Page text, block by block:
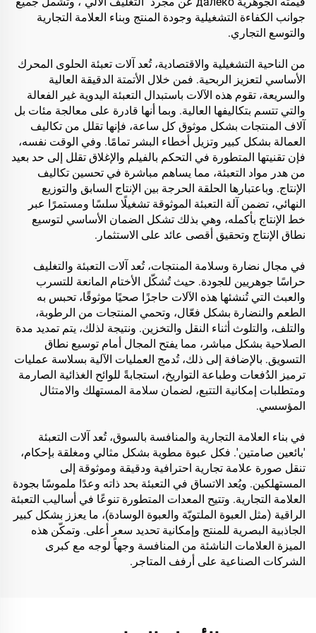
جوانب الكفاءة التشغيلية وجودة المنتج وبناء العلامة التجارية
والتوسع التجاري.
من الناحية التشغيلية والاقتصادية، تُعد آلات تعبئة الحلوى المحرك
الأساسي لتعزيز الربحية. فمن خلال الأتمتة الدقيقة العالية
والسريعة، تقوم هذه الآلات باستبدال التعبئة اليدوية غير الفعالة
والتي تتسم بتكاليفها العالية. وبما أنها قادرة على معالجة مئات بل
آلاف المنتجات بشكل موثوق كل ساعة، فإنها تقلل من تكاليف
العمالة بشكل كبير وتزيل أخطاء البشر تمامًا. وفي الوقت نفسه،
فإن تقنيتها المتطورة في التحكم بالفيلم والإغلاق تقلل إلى حد بعيد
من هدر مواد التعبئة، مما يساهم مباشرة في تحسين تكاليف
الإنتاج. وباعتبارها الحلقة الحرجة بين الإنتاج السابق والتوزيع
النهائي، تضمن آلة التعبئة الموثوقة تشغيلًا سلسًا ومستمرًا عبر
خط الإنتاج بأكمله، وهي بذلك تشكل الضمان الأساسي لتوسيع
نطاق الإنتاج وتحقيق أقصى عائد على الاستثمار.
في مجال نضارة وسلامة المنتجات، تُعد آلات التعبئة والتغليف
حراسًا جوهريين للجودة. حيث تُشكّل الأختام المانعة للتسرب
والعبث التي تُنشئها هذه الآلات حاجزًا صحيًا موثوقًا، تحبس به
الطعم والنضارة بشكل فعّال، وتحمي المنتجات من الرطوبة،
والتلف، والتلوث أثناء النقل والتخزين. ونتيجة لذلك، يتم تمديد مدة
الصلاحية بشكل مباشر، مما يفتح المجال أمام توسيع نطاق
التسويق. بالإضافة إلى ذلك، تُدمج العمليات الآلية بسلاسة عمليات
ترميز الدُفعات وطباعة التواريخ، استجابةً للوائح الغذائية الصارمة
ومتطلبات إمكانية التتبع، لضمان سلامة المستهلك والامتثال
المؤسسي.
في بناء العلامة التجارية والمنافسة بالسوق، تُعد آلات التعبئة
'بائعين صامتين'. فكل عبوة مطوية بشكل مثالي ومغلقة بإحكام،
تنقل صورة علامة تجارية احترافية ودقيقة وموثوقة إلى
المستهلكين. ويُعد الاتساق في التعبئة بحد ذاته وعدًا ملموسًا بجودة
العلامة التجارية. وتتيح المعدات المتطورة تنوعًا في أساليب التعبئة
الراقية (مثل العبوة الملتويّة والعبوة الوسادة)، ما يعزز بشكل كبير
الجاذبية البصرية للمنتج وإمكانية تحديد سعر أعلى. وتمكّن هذه
الميزة العلامات الناشئة من المنافسة وجهاً لوجه مع كبرى
الشركات الصناعية على أرفف المتاجر.